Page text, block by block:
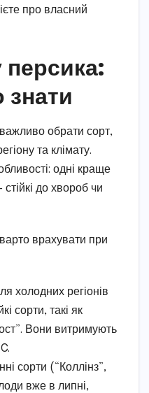
про власний
персика:
знати
обрати сорт,
та клімату.
одні краще
до хвороб чи
врахувати при
холодних регіонів
сорти, такі як
Вони витримують
сорти (“Коллінз”,
вже в липні,